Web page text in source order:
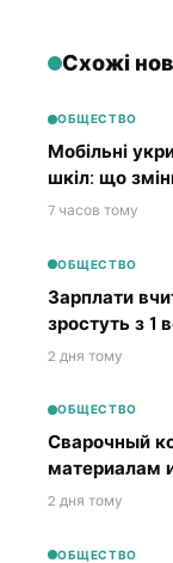
Схожі
ОБЩЕСТВО
Мобільні
шкіл: що
7 часов тому
ОБЩЕСТВО
Зарплати
зростуть з 1
2 дня тому
ОБЩЕСТВО
Сварочный
материалам
2 дня тому
ОБЩЕСТВО